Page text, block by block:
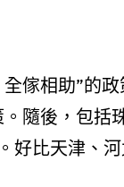
傢相助”的
隨後，包括
好比天津、